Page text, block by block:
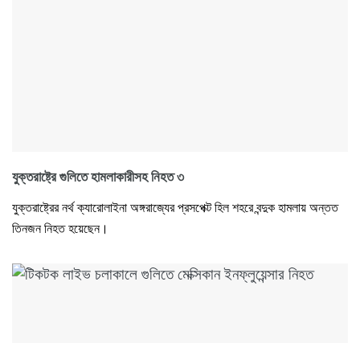
যুক্তরাষ্ট্রে গুলিতে হামলাকারীসহ নিহত ৩
যুক্তরাষ্ট্রের নর্থ ক্যারোলাইনা অঙ্গরাজ্যের প্রসপেক্ট হিল শহরে বন্দুক হামলায় অন্তত
তিনজন নিহত হয়েছেন।